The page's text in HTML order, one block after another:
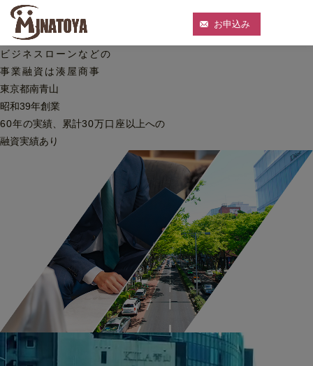
お申込み
ビジネスローンなどの
事業融資は湊屋商事
東京都南青山
昭和39年創業
60年の実績、累計30万口座 以上への
融資実績あり